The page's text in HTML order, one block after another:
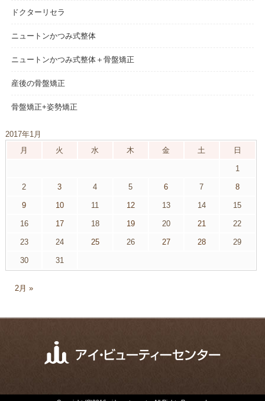
ドクターリセラ
ニュートンかつみ式整体
ニュートンかつみ式整体＋骨盤矯正
産後の骨盤矯正
骨盤矯正+姿勢矯正
2017年1月
月
火 水 木 金 土 日
1
2 3 4 5 6 7 8
9 10 11 12 13 14 15
16 17 18 19 20 21 22
23 24 25 26 27 28 29
30 31
2月 »